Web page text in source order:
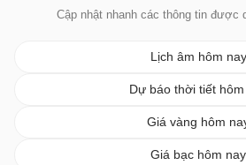
Cập nhật nhanh các thông tin được
Lịch âm hôm nay
Dự báo thời tiết
Giá vàng hôm
Giá bạc hôm nay